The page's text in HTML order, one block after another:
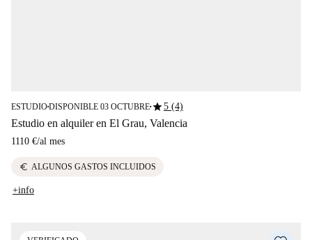
ESTUDIO■DISPONIBLE 03 OCTUBRE■star5 (4)
Estudio en alquiler en El Grau, Valencia
1110 €/al mes
euro ALGUNOS GASTOS INCLUIDOS
+info